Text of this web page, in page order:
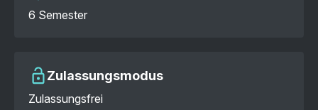
6 Semester
Zulassungsmodus
Zulassungsfrei